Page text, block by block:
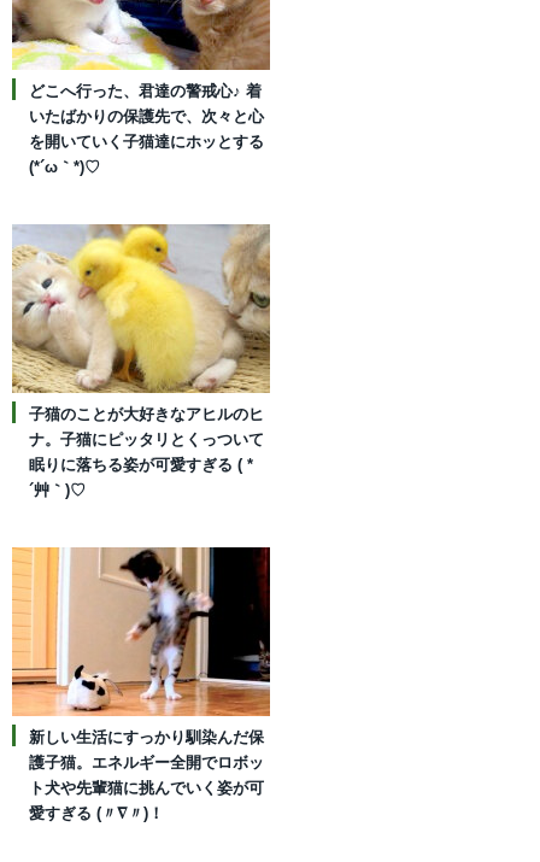
どこへ行った、君達の警戒心♪ 着
いたばかりの保護先で、次々と心
を開いていく子猫達にホッとする
(*´ω｀*)♡
子猫のことが大好きなアヒルのヒ
ナ。子猫にピッタリとくっついて
眠りに落ちる姿が可愛すぎる ( *
´艸｀)♡
新しい生活にすっかり馴染んだ保
護子猫。エネルギー全開でロボッ
ト犬や先輩猫に挑んでいく姿が可
愛すぎる (〃∇〃)！